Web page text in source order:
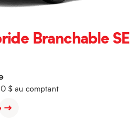
Branchable SE
$ au comptant